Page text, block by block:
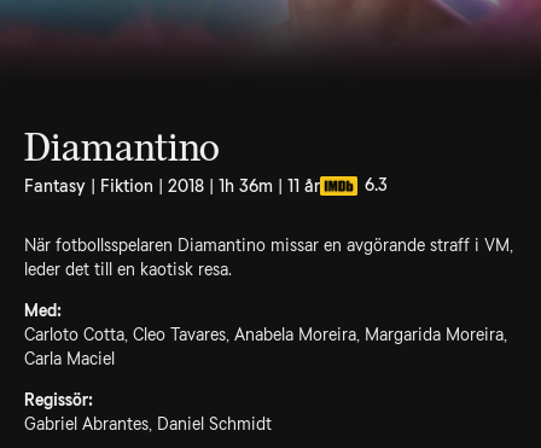
Diamantino
Fantasy | Fiktion | 2018 | 1h 36m | 11 år 6.3
När fotbollsspelaren Diamantino missar en avgörande straff i VM,
leder det till en kaotisk resa.
Med:
Carloto Cotta, Cleo Tavares, Anabela Moreira, Margarida Moreira,
Carla Maciel
Regissör:
Gabriel Abrantes, Daniel Schmidt